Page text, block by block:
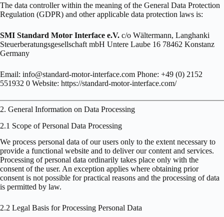
The data controller within the meaning of the General Data Protection
Regulation (GDPR) and other applicable data protection laws is:
SMI Standard Motor Interface e.V. c/o Wältermann, Langhanki
Steuerberatungsgesellschaft mbH Untere Laube 16 78462 Konstanz
Germany
Email: info@standard-motor-interface.com Phone: +49 (0) 2152
551932 0 Website: https://standard-motor-interface.com/
2. General Information on Data Processing
2.1 Scope of Personal Data Processing
We process personal data of our users only to the extent necessary to
provide a functional website and to deliver our content and services.
Processing of personal data ordinarily takes place only with the
consent of the user. An exception applies where obtaining prior
consent is not possible for practical reasons and the processing of data
is permitted by law.
2.2 Legal Basis for Processing Personal Data